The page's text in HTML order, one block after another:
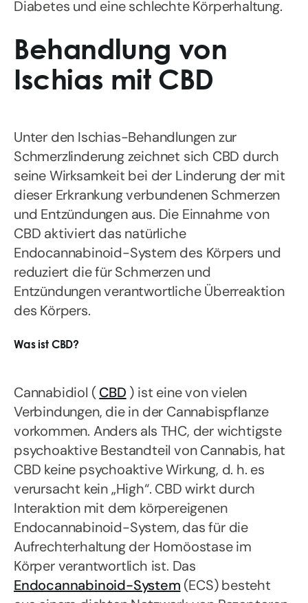
Diabetes und eine schlechte Körperhaltung.
Behandlung von
Ischias mit CBD
Unter den Ischias-Behandlungen zur
Schmerzlinderung zeichnet sich CBD durch
seine Wirksamkeit bei der Linderung der mit
dieser Erkrankung verbundenen Schmerzen
und Entzündungen aus. Die Einnahme von
CBD aktiviert das natürliche
Endocannabinoid-System des Körpers und
reduziert die für Schmerzen und
Entzündungen verantwortliche Überreaktion
des Körpers.
Was ist CBD?
Cannabidiol (CBD ) ist eine von vielen
Verbindungen, die in der Cannabispflanze
vorkommen. Anders als THC, der wichtigste
psychoaktive Bestandteil von Cannabis, hat
CBD keine psychoaktive Wirkung, d. h. es
verursacht kein „High“. CBD wirkt durch
Interaktion mit dem körpereigenen
Endocannabinoid-System, das für die
Aufrechterhaltung der Homöostase im
Körper verantwortlich ist. Das
Endocannabinoid-System (ECS) besteht